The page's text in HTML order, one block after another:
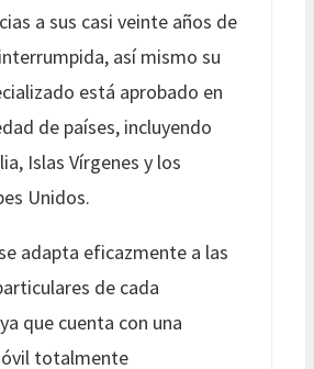
a sus casi veinte años de
así mismo su
está aprobado en
de países, incluyendo
Islas Vírgenes y los
Unidos.
adapta eficazmente a las
de cada
que cuenta con una
totalmente